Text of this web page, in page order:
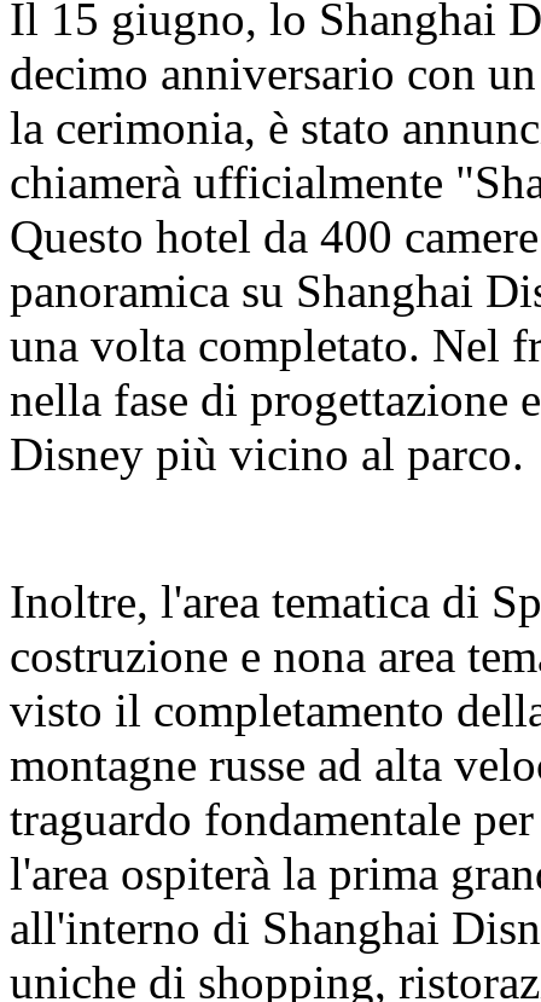
Il 15 giugno, lo Shanghai
decimo anniversario con
la cerimonia, è stato
chiamerà ufficialmente
Questo hotel da 400
panoramica su Shanghai
una volta completato. Nel
nella fase di progettazione
Disney più vicino al parco.
Inoltre, l'area tematica di
costruzione e nona area
visto il completamento
montagne russe ad alta
traguardo fondamentale
l'area ospiterà la prima
all'interno di Shanghai
uniche di shopping,